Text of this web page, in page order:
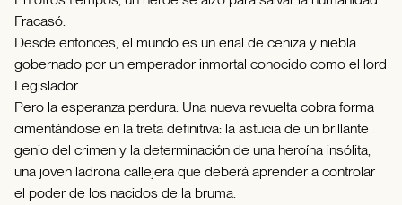
Fracasó.
Desde entonces, el mundo es un erial de ceniza y niebla
gobernado por un emperador inmortal conocido como el lord
Legislador.
Pero la esperanza perdura. Una nueva revuelta cobra forma
cimentándose en la treta definitiva: la astucia de un brillante
genio del crimen y la determinación de una heroína insólita,
una joven ladrona callejera que deberá aprender a controlar
el poder de los nacidos de la bruma.